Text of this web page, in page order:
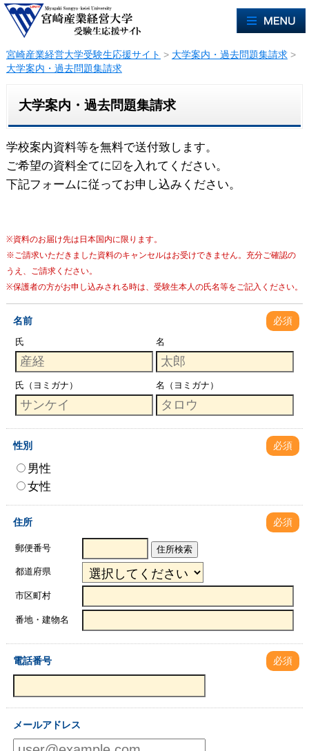
宮崎産業経営大学受験生応援サイト > 大学案内・過去問題集請求 >
大学案内・過去問題集請求
大学案内・過去問題集請求
学校案内資料等を無料で送付致します。
ご希望の資料全てに☑を入れてください。
下記フォームに従ってお申し込みください。
※資料のお届け先は日本国内に限ります。
※ご請求いただきました資料のキャンセルはお受けできません。充分ご確認の
うえ、ご請求ください。
※保護者の方がお申し込みされる時は、受験生本人の氏名等をご記入ください。
名前 必須
氏 名
氏（ヨミガナ） 名（ヨミガナ）
性別 必須
男性
女性
住所 必須
郵便番号 住所検索
都道府県
市区町村
番地・建物名
電話番号 必須
メールアドレス